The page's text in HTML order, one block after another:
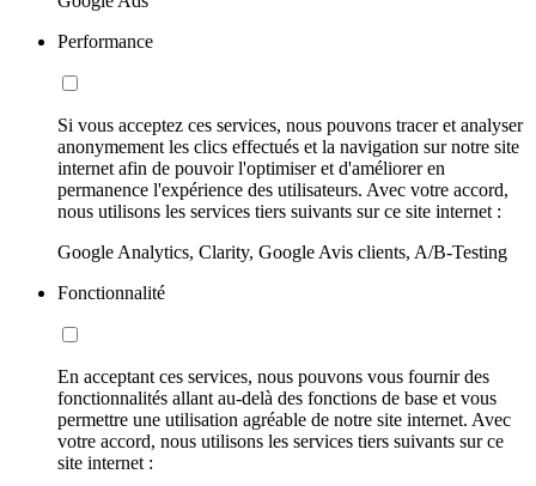
Performance
Si vous acceptez ces services, nous pouvons tracer et analyser
anonymement les clics effectués et la navigation sur notre site
internet afin de pouvoir l'optimiser et d'améliorer en
permanence l'expérience des utilisateurs. Avec votre accord,
nous utilisons les services tiers suivants sur ce site internet :
Google Analytics, Clarity, Google Avis clients, A/B-Testing
Fonctionnalité
En acceptant ces services, nous pouvons vous fournir des
fonctionnalités allant au-delà des fonctions de base et vous
permettre une utilisation agréable de notre site internet. Avec
votre accord, nous utilisons les services tiers suivants sur ce
site internet :